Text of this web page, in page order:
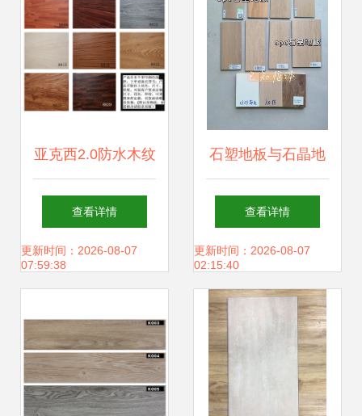
胶PVC石塑地板石
纹系列石塑地板厂
亚克西2.0防水木纹
地板 石塑片材的实
用之选
查看详情
更新时间：2026-08-07
07:59:38
石塑地板与石晶地
板的全面优劣对比
分析
查看详情
更新时间：2026-08-07
02:15:40